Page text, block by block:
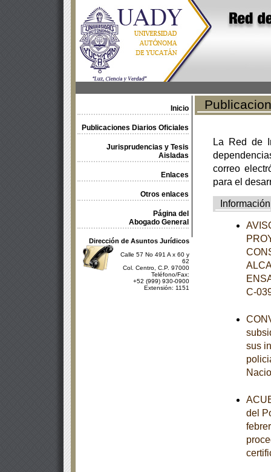
Inicio
Publicaciones Diarios Oficiales
Jurisprudencias y Tesis
Aisladas
Enlaces
Otros enlaces
Página del
Abogado General
Dirección de Asuntos Jurídicos
Calle 57 No 491 A x 60 y
62
Col. Centro, C.P. 97000
Teléfono/Fax:
+52 (999) 930-0900
Extensión: 1151
La Red de
correo
para el
Información
C-
sus
del